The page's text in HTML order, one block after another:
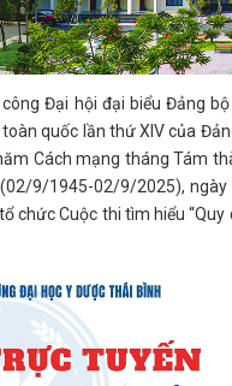
Đại hội đại biểu Đảng
quốc lần thứ XIV của
Cách mạng tháng Tám
9/1945-02/9/2025),
chức Cuộc thi tìm hiểu